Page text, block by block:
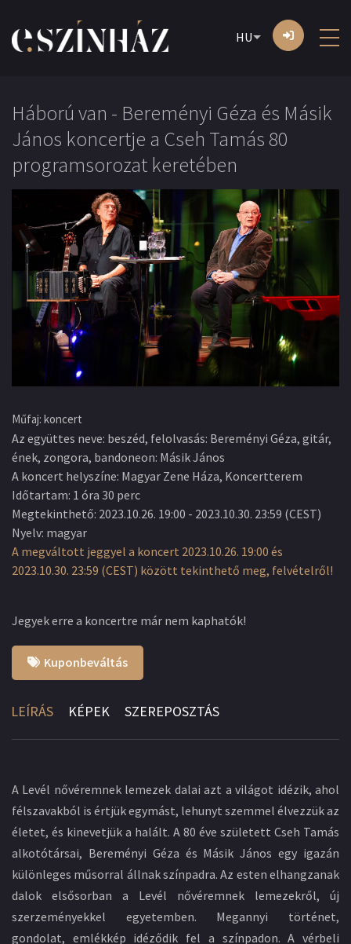
HU
Háború van - Bereményi Géza és Másik
János koncertje a Cseh Tamás 80
programsorozat keretében
Műfaj: koncert
Az együttes neve: beszéd, felolvasás: Bereményi Géza, gitár,
ének, zongora, bandoneon: Másik János
A koncert helyszíne: Magyar Zene Háza, Koncertterem
Időtartam: 1 óra 30 perc
Megtekinthető: 2023.10.26. 19:00 - 2023.10.30. 23:59 (CEST)
Nyelv: magyar
A megváltott jeggyel a koncert 2023.10.26. 19:00 és
2023.10.30. 23:59 (CEST) között tekinthető meg, felvételről!
Jegyek erre a koncertre már nem kaphatók!
Kuponbeváltás
LEÍRÁS KÉPEK SZEREPOSZTÁS
A Levél nővéremnek lemezek dalai azt a világot idézik, ahol
félszavakból is értjük egymást, lehunyt szemmel élvezzük az
életet, és kinevetjük a halált. A 80 éve született Cseh Tamás
alkotótársai, Bereményi Géza és Másik János egy igazán
különleges műsorral állnak színpadra. Az esten elhangzanak
dalok elsősorban a Levél nővéremnek lemezekről, új
szerzeményekkel egyetemben. Megannyi történet,
gondolat, emlékkép idéződik fel a színpadon. A vérbeli